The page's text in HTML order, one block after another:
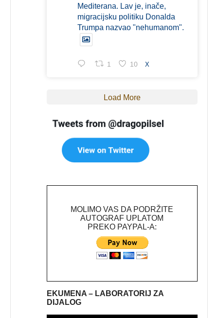
Mediterana. Lav je, inače,
migracijsku politiku Donalda
Trumpa nazvao "nehumanom".
1 10 X
Load More
MOLIMO VAS DA PODRŽITE
AUTOGRAF UPLATOM
PREKO PAYPAL-A:
EKUMENA – LABORATORIJ ZA
DIJALOG